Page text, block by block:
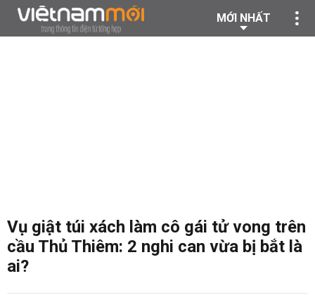
MỚI NHẤT
Vụ giật túi xách làm cô gái tử vong trên
cầu Thủ Thiêm: 2 nghi can vừa bị bắt là
ai?